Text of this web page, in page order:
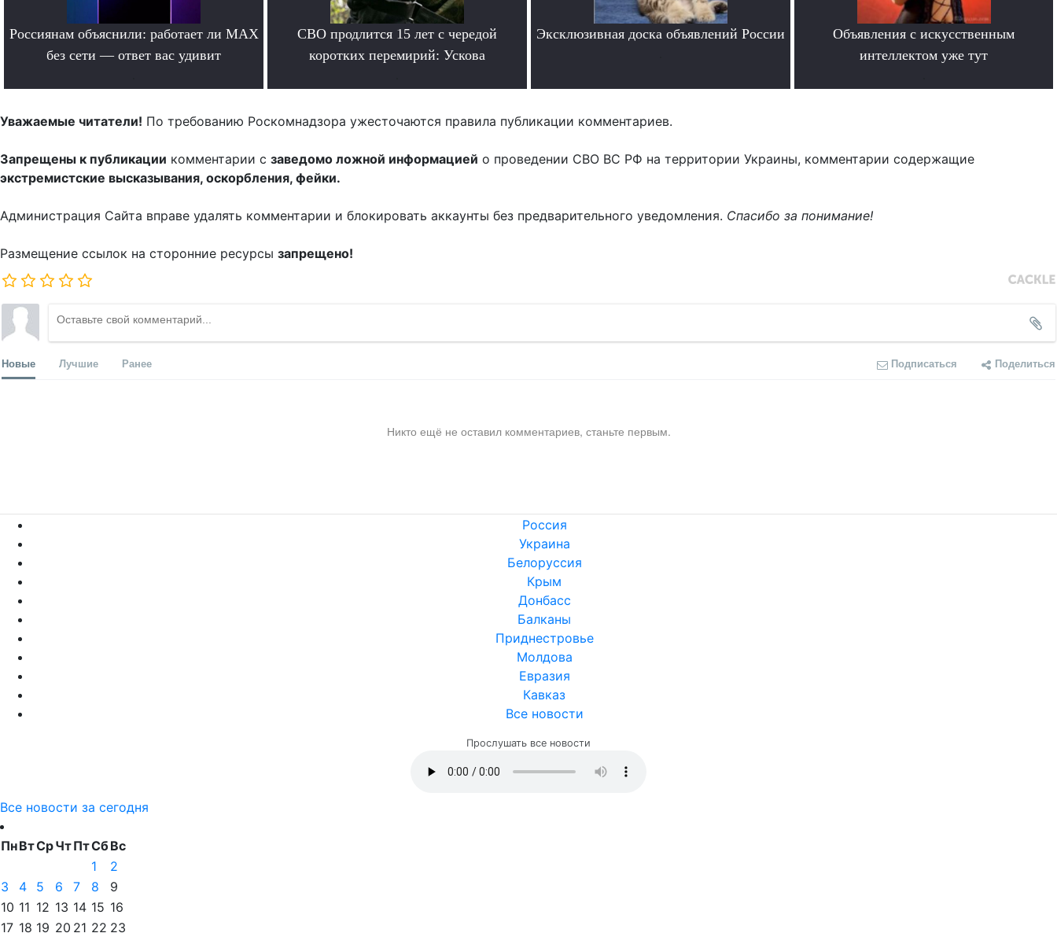
Россиянам объяснили: работает ли MAX
без сети — ответ вас удивит
СВО продлится 15 лет с чередой
коротких перемирий: Ускова
Эксклюзивная доска объявлений России
Объявления с искусственным
интеллектом уже тут
Уважаемые читатели! По требованию Роскомнадзора ужесточаются правила публикации комментариев.
Запрещены к публикации комментарии с заведомо ложной информацией о проведении СВО ВС РФ на территории Украины, комментарии содержащие
экстремистские высказывания, оскорбления, фейки.
Администрация Сайта вправе удалять комментарии и блокировать аккаунты без предварительного уведомления. Спасибо за понимание!
Размещение ссылок на сторонние ресурсы запрещено!
Новые Лучшие Ранее Подписаться Поделиться
Никто ещё не оставил комментариев, станьте первым.
Россия
Украина
Белоруссия
Крым
Донбасс
Балканы
Приднестровье
Молдова
Евразия
Кавказ
Все новости
Прослушать все новости
Все новости за сегодня
ПнВтСрЧтПтСбВс
1
2
3
4 5 6 7 8
9
10 11 12 13 14 15 16
17 18 19 20 21 22 23